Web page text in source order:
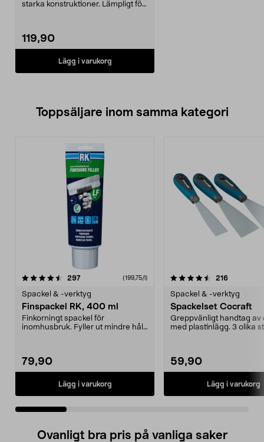
starka konstruktioner. Lämpligt för
119,90
Lägg i varukorg
Toppsäljare inom samma kategori
297recensioner (199,75/l)
Spackel & -verktyg
Finspackel RK, 400 ml
Finkorningt spackel för
inomhusbruk. Fyller ut mindre hål
79,90
Lägg i varukorg
4.5 av 5 stjärnor 216
Spackel & -verktyg
Spackelset Cocraft
Greppvänligt handtag av
med plastinlägg. 3 olika
59,90
Lägg i varukorg
4.5 av 5 stjärnor
Ovanligt bra pris på vanliga saker